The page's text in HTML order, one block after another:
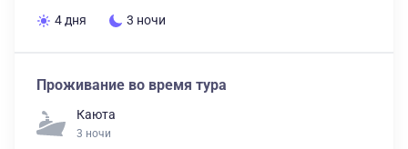
4 дня 3 ночи
Проживание во время тура
Каюта
3 ночи